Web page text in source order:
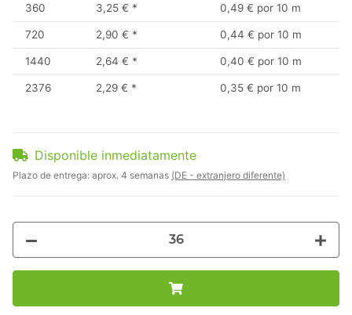
360 3,25 € * 0,49 € por 10 m
720 2,90 € * 0,44 € por 10 m
1440 2,64 € * 0,40 € por 10 m
2376 2,29 € * 0,35 € por 10 m
Disponible inmediatamente
Plazo de entrega: aprox. 4 semanas (DE - extranjero diferente)